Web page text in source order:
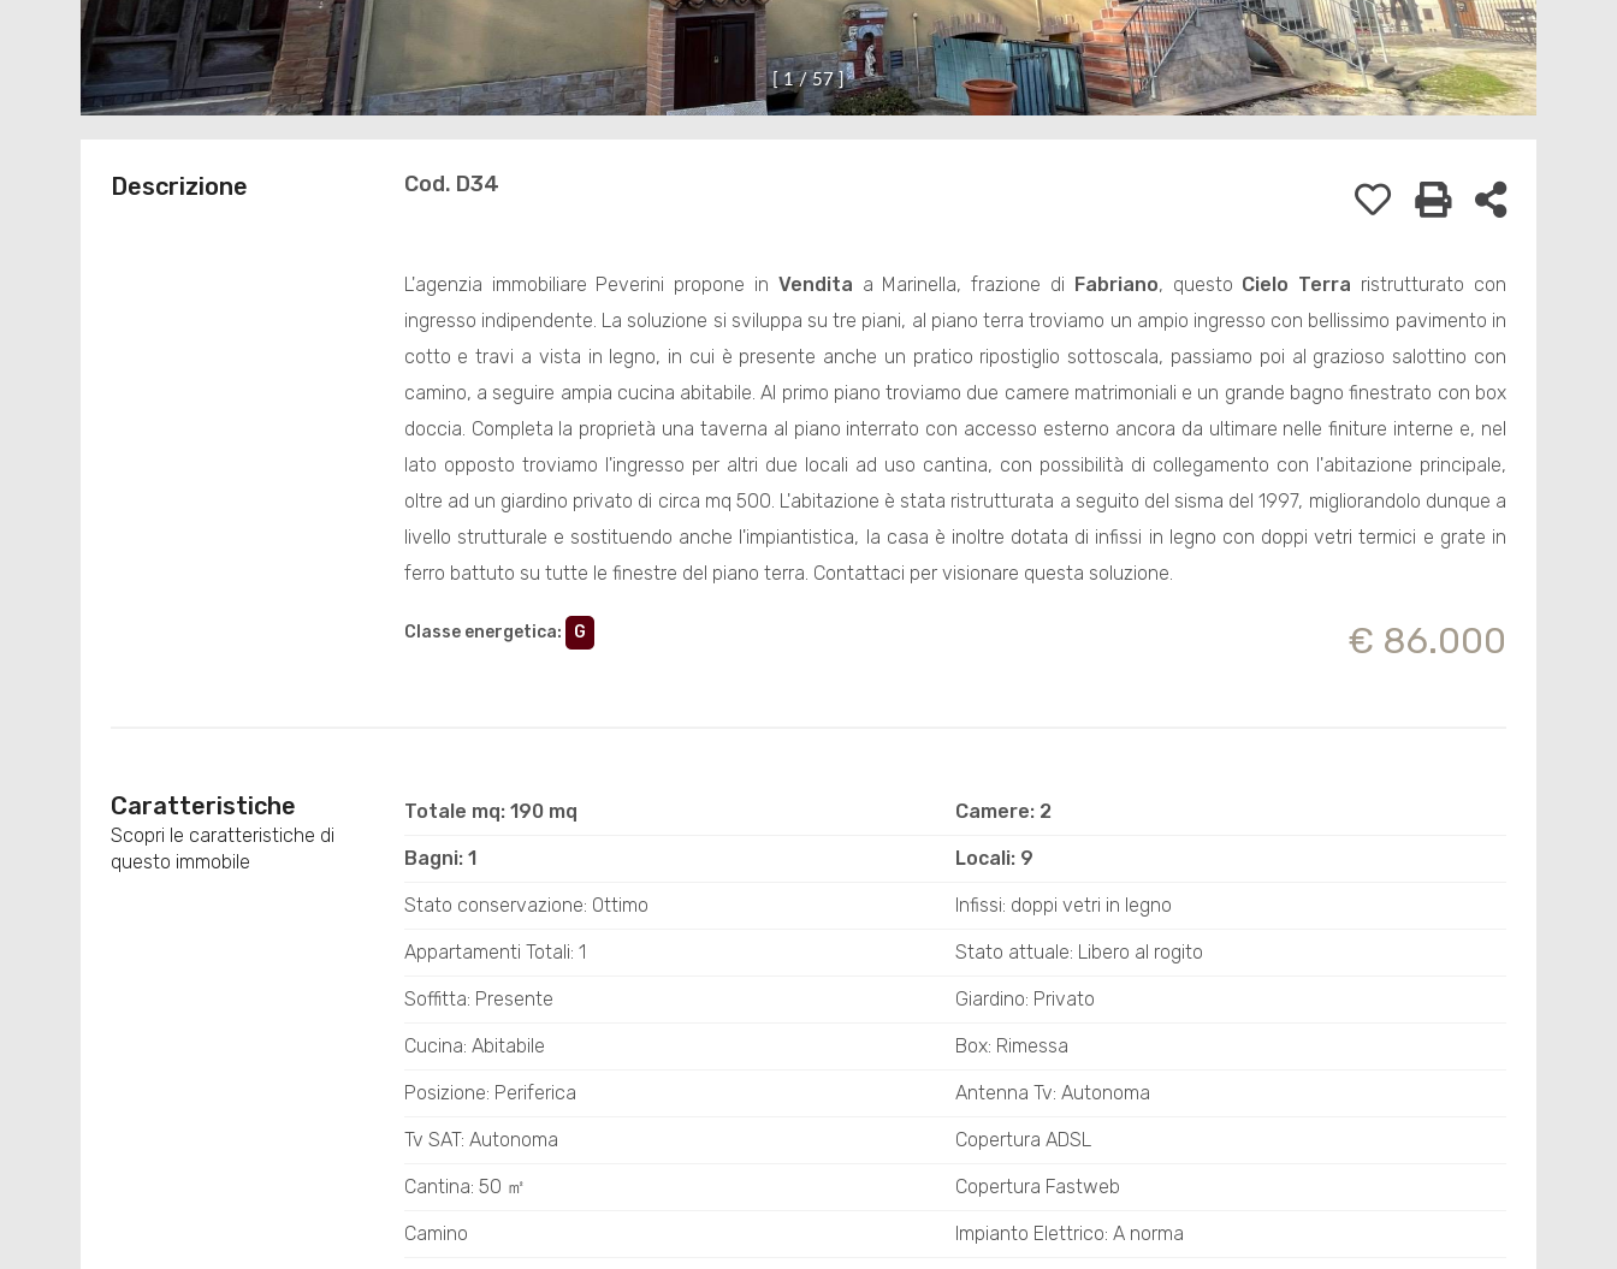
[ 1 / 57 ]
Descrizione Cod. D34
L'agenzia immobiliare Peverini propone in Vendita a Marinella, frazione di Fabriano, questo Cielo Terra ristrutturato con
ingresso indipendente. La soluzione si sviluppa su tre piani, al piano terra troviamo un ampio ingresso con bellissimo pavimento in
cotto e travi a vista in legno, in cui è presente anche un pratico ripostiglio sottoscala, passiamo poi al grazioso salottino con
camino, a seguire ampia cucina abitabile. Al primo piano troviamo due camere matrimoniali e un grande bagno finestrato con box
doccia. Completa la proprietà una taverna al piano interrato con accesso esterno ancora da ultimare nelle finiture interne e, nel
lato opposto troviamo l'ingresso per altri due locali ad uso cantina, con possibilità di collegamento con l'abitazione principale,
oltre ad un giardino privato di circa mq 500. L'abitazione è stata ristrutturata a seguito del sisma del 1997, migliorandolo dunque a
livello strutturale e sostituendo anche l'impiantistica, la casa è inoltre dotata di infissi in legno con doppi vetri termici e grate in
ferro battuto su tutte le finestre del piano terra. Contattaci per visionare questa soluzione.
Classe energetica: G € 86.000
Caratteristiche
Scopri le caratteristiche di
questo immobile
Totale mq: 190 mq Camere: 2
Bagni: 1 Locali: 9
Stato conservazione: Ottimo Infissi: doppi vetri in legno
Appartamenti Totali: 1 Stato attuale: Libero al rogito
Soffitta: Presente Giardino: Privato
Cucina: Abitabile Box: Rimessa
Posizione: Periferica Antenna Tv: Autonoma
Tv SAT: Autonoma Copertura ADSL
Cantina: 50 ㎡ Copertura Fastweb
Camino Impianto Elettrico: A norma